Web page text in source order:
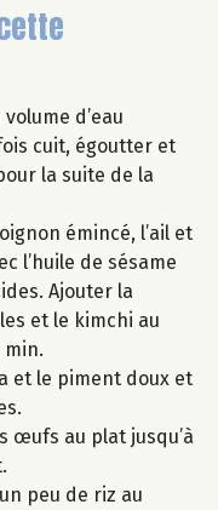
d’eau
cuit, égoutter et
la suite de la
émincé, l’ail et
l’huile de sésame
Ajouter la
et le kimchi au
min.
et le piment doux et
œufs au plat jusqu’à
peu de riz au